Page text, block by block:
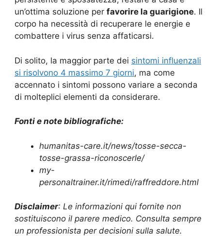
un’ottima soluzione per favorire la guarigione. Il
corpo ha necessità di recuperare le energie e
combattere i virus senza affaticarsi.
Di solito, la maggior parte dei sintomi influenzali
si risolvono 4 massimo 7 giorni, ma come
accennato i sintomi possono variare a seconda
di molteplici elementi da considerare.
Fonti e note bibliografiche:
humanitas-care.it/news/tosse-secca-
tosse-grassa-riconoscerle/
my-
personaltrainer.it/rimedi/raffreddore.html
Disclaimer: Le informazioni qui fornite non
sostituiscono il parere medico. Consulta sempre
un professionista per decisioni sulla salute.